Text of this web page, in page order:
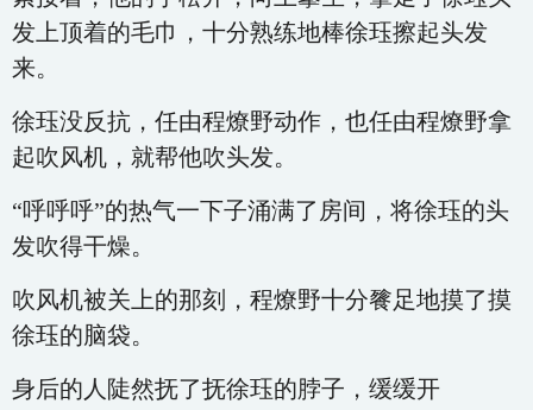
发上顶着的毛巾，十分熟练地棒徐珏擦起头发
来。
徐珏没反抗，任由程燎野动作，也任由程燎野拿
起吹风机，就帮他吹头发。
“呼呼呼”的热气一下子涌满了房间，将徐珏的头
发吹得干燥。
吹风机被关上的那刻，程燎野十分餮足地摸了摸
徐珏的脑袋。
身后的人陡然抚了抚徐珏的脖子，缓缓开